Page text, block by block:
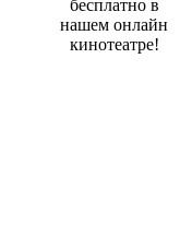
бесплатно в
нашем онлайн
кинотеатре!